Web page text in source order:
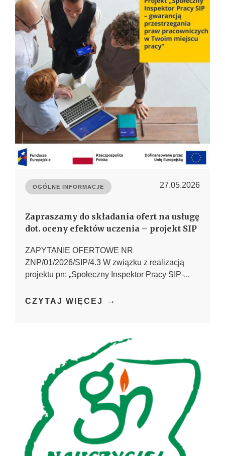
OGÓLNE INFORMACJE 27.05.2026
Zapraszamy do składania ofert na usługę
dot. oceny efektów uczenia – projekt SIP
ZAPYTANIE OFERTOWE NR
ZNP/01/2026/SIP/4.3 W związku z realizacją
projektu pn: „Społeczny Inspektor Pracy SIP-...
CZYTAJ WIĘCEJ →